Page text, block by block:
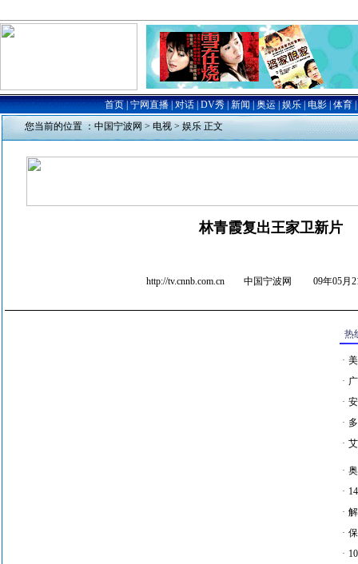
您当前的位置 ： 中国宁波网 > 电视 > 娱乐 正文
林青霞复出王家卫新片
http://tv.cnnb.com.cn 中国宁波网 09年05月
热
·
·
·
·
·
·
·
·
·
·